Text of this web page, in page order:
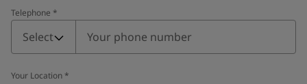
Telephone *
Telephone
Select
Your Location *